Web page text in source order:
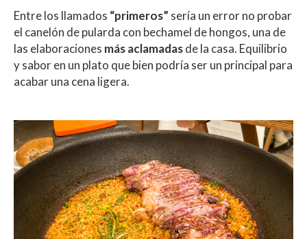
Entre los llamados “primeros” sería un error no probar
el canelón de pularda con bechamel de hongos, una de
las elaboraciones más aclamadasde la casa. Equilibrio
y sabor en un plato que bien podría ser un principal para
acabar una cena ligera.